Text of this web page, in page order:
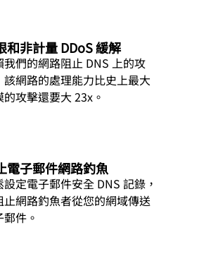
和非計量 DDoS 緩解
我們的網路阻止 DNS 上的攻
該網路的處理能力比史上最大
的攻擊還要大 23x。
電子郵件網路釣魚
設定電子郵件安全 DNS 記錄，
止網路釣魚者從您的網域傳送
郵件。